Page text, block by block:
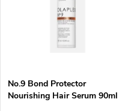
No.9 Bond Protector
Nourishing Hair Serum 90ml